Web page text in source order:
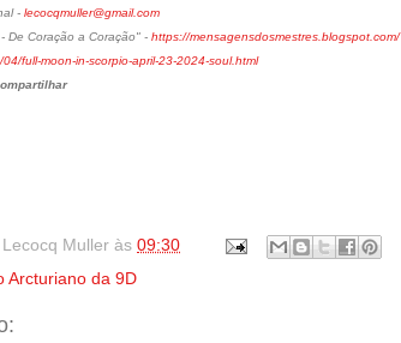
- lecocqmuller@gmail.com
De Coração a Coração" - https://mensagensdosmestres.blogspot.com/
full-moon-in-scorpio-april-23-2024-soul.html
Muller às 09:30
Arcturiano da 9D